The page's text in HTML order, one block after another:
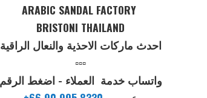
ARABIC SANDAL FACTORY
BRISTONI THAILAND
احدث ماركات الاحذية والنعال الراقية
▫️▫️▫️
واتساب خدمة العملاء - اضغط الرقم